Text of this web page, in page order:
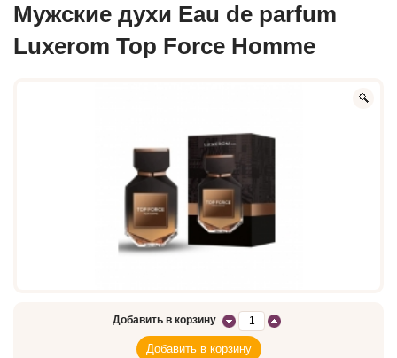
Мужские духи Eau de parfum
Luxerom Top Force Homme
Добавить в корзину